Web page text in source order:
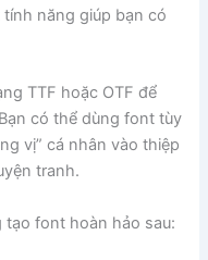
năng giúp bạn có
TTF hoặc OTF để
có thể dùng font tùy
vị” cá nhân vào thiệp
tranh.
tạo font hoàn hảo sau: